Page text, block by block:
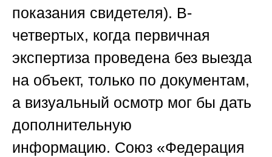
показания свидетеля). В-
четвертых, когда первичная
экспертиза проведена без выезда
на объект, только по документам,
а визуальный осмотр мог бы дать
дополнительную
информацию. Союз «Федерация